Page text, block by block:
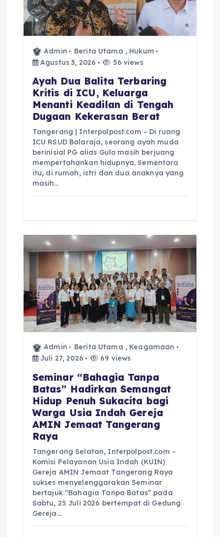
Admin Berita Utama , Hukum
Agustus 3, 2026
56 views
Ayah Dua Balita Terbaring
Kritis di ICU, Keluarga
Menanti Keadilan di Tengah
Dugaan Kekerasan Berat
Tangerang | Interpolpost.com – Di ruang
ICU RSUD Balaraja, seorang ayah muda
berinisial PG alias Gulo masih berjuang
mempertahankan hidupnya. Sementara
itu, di rumah, istri dan dua anaknya yang
masih…
Admin Berita Utama , Keagamaan
Juli 27, 2026
69 views
Seminar “Bahagia Tanpa
Batas” Hadirkan Semangat
Hidup Penuh Sukacita bagi
Warga Usia Indah Gereja
AMIN Jemaat Tangerang
Raya
Tangerang Selatan, Interpolpost.com –
Komisi Pelayanan Usia Indah (KUIN)
Gereja AMIN Jemaat Tangerang Raya
sukses menyelenggarakan Seminar
bertajuk “Bahagia Tanpa Batas” pada
Sabtu, 25 Juli 2026 bertempat di Gedung
Gereja…